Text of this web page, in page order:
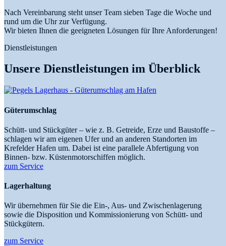
Nach Vereinbarung steht unser Team sieben Tage die Woche und
rund um die Uhr zur Verfügung.
Wir bieten Ihnen die geeigneten Lösungen für Ihre Anforderungen!
Dienstleistungen
Unsere Dienstleistungen im Überblick
Güterumschlag
Schütt- und Stückgüter – wie z. B. Getreide, Erze und Baustoffe –
schlagen wir am eigenen Ufer und an anderen Standorten im
Krefelder Hafen um. Dabei ist eine parallele Abfertigung von
Binnen- bzw. Küstenmotorschiffen möglich.
zum Service
Lagerhaltung
Wir übernehmen für Sie die Ein-, Aus- und Zwischenlagerung
sowie die Disposition und Kommissionierung von Schütt- und
Stückgütern.
zum Service